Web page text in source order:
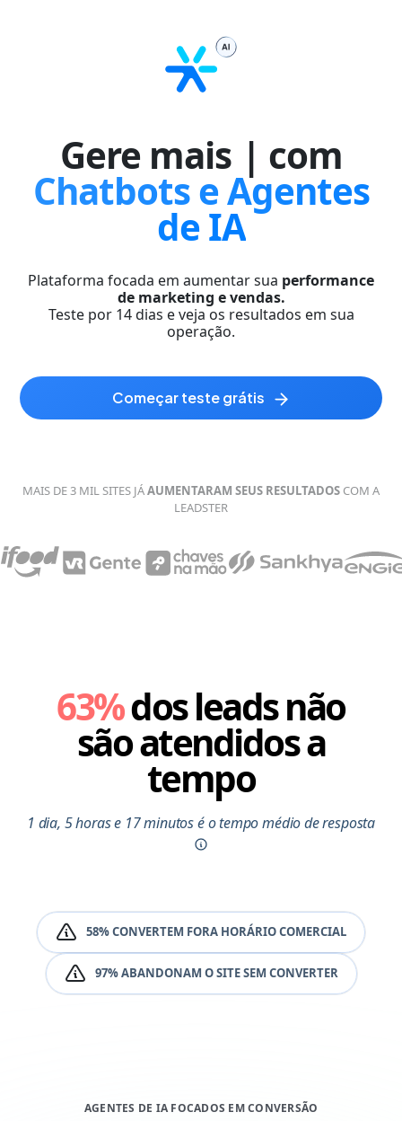
Gere mais | com
Chatbots e Agentes
de IA
Plataforma focada em aumentar sua performance
de marketing e vendas.
Teste por 14 dias e veja os resultados em sua
operação.
começar teste grátis
MAIS DE 3 MIL SITES JÁAUMENTARAM SEUS RESULTADOS COM A
LEADSTER
63%dos leads não
são atendidos a
tempo
1 dia, 5 horas e 17 minutos é o tempo médio de resposta
58% CONVERTEM FORA HORÁRIO COMERCIAL
97% ABANDONAM O SITE SEM CONVERTER
AGENTES DE IA FOCADOS EM CONVERSÃO